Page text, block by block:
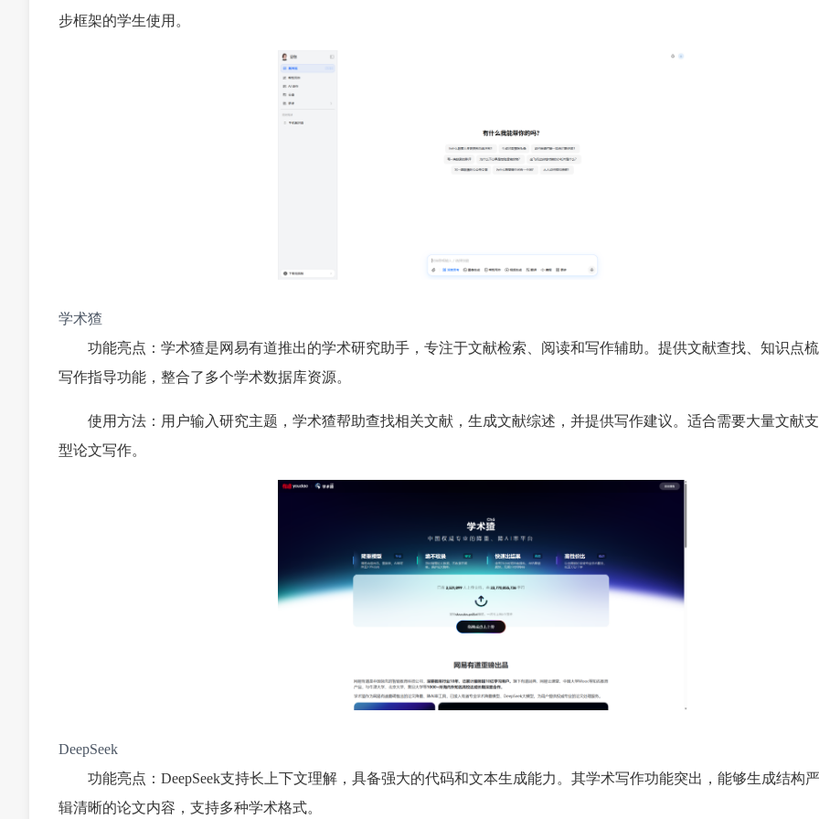
步框架的学生使用。
学术猹
功能亮点：学术猹是网易有道推出的学术研究助手，专注于文献检索、阅读和写作辅助。提供文献查找、知识点
写作指导功能，整合了多个学术数据库资源。
使用方法：用户输入研究主题，学术猹帮助查找相关文献，生成文献综述，并提供写作建议。适合需要大量文献
型论文写作。
DeepSeek
功能亮点：DeepSeek支持长上下文理解，具备强大的代码和文本生成能力。其学术写作功能突出，能够生成结构
辑清晰的论文内容，支持多种学术格式。